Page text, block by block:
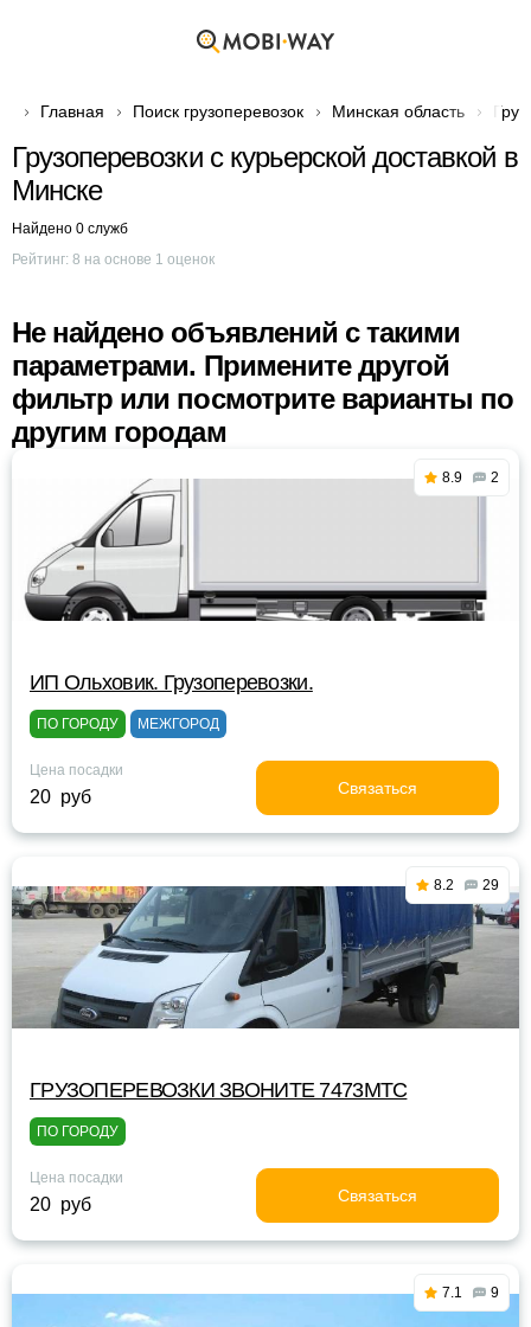
Главная Поиск грузоперевозок Минская область
Грузоперевозки с курьерской доставкой в
Минске
Найдено 0 служб
Рейтинг: 8 на основе 1 оценок
Не найдено объявлений с такими
параметрами. Примените другой
фильтр или посмотрите варианты по
другим городам
8.9 2
ИП Ольховик. Грузоперевозки.
ПО ГОРОДУ МЕЖГОРОД
Цена посадки
20 руб Связаться
8.2 29
ГРУЗОПЕРЕВОЗКИ ЗВОНИТЕ 7473МТС
ПО ГОРОДУ
Цена посадки
20 руб Связаться
7.1 9